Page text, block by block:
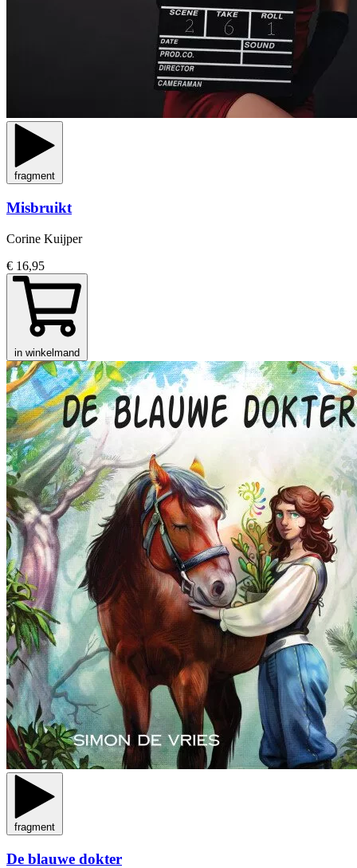
fragment
Misbruikt
Corine Kuijper
€ 16,95
in winkelmand
fragment
De blauwe dokter